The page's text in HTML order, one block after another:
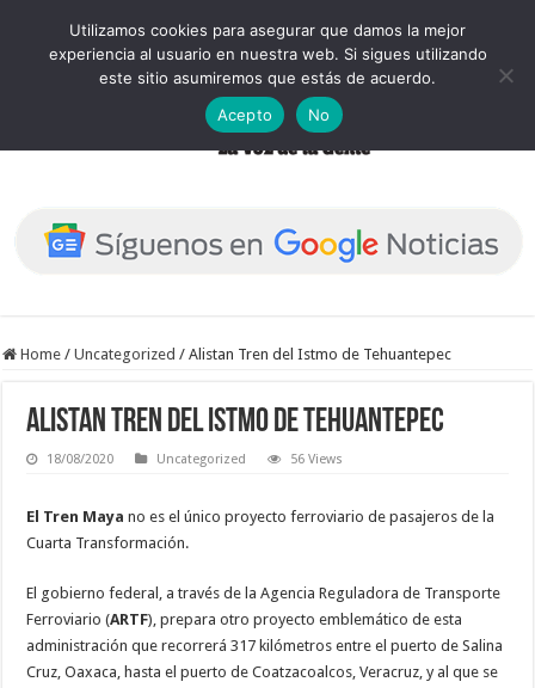
Home / Uncategorized / Alistan Tren del Istmo de Tehuantepec
Alistan Tren del Istmo de Tehuantepec
18/08/2020 Uncategorized 56 Views
El Tren Maya no es el único proyecto ferroviario de pasajeros de la
Cuarta Transformación.
El gobierno federal, a través de la Agencia Reguladora de Transporte
Ferroviario (ARTF), prepara otro proyecto emblemático de esta
administración que recorrerá 317 kilómetros entre el puerto de Salina
Cruz, Oaxaca, hasta el puerto de Coatzacoalcos, Veracruz, y al que se
Utilizamos cookies para asegurar que damos la mejor
experiencia al usuario en nuestra web. Si sigues utilizando
este sitio asumiremos que estás de acuerdo.
Acepto
No